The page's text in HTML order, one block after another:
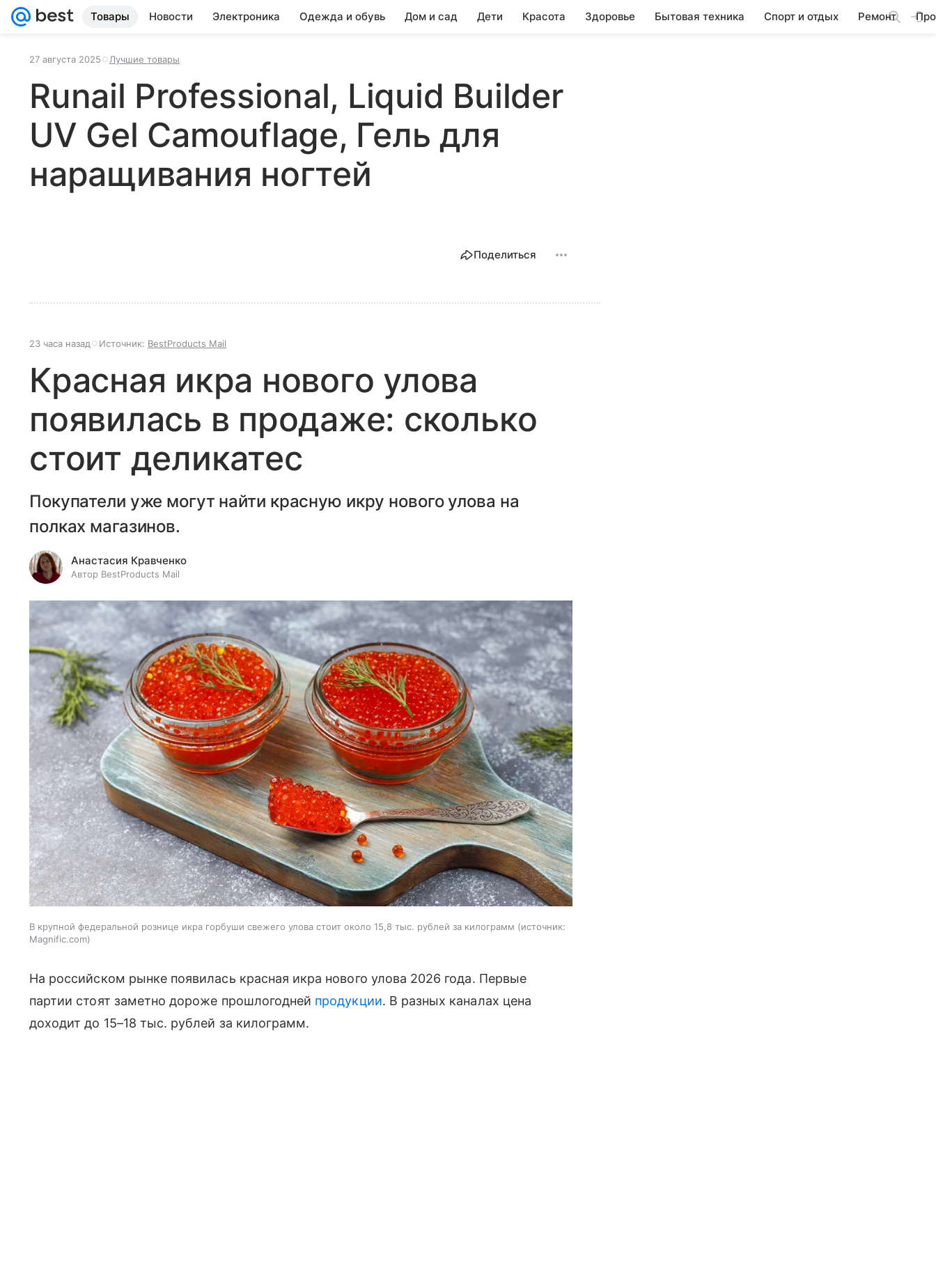
Товары Новости Электроника Одежда и обувь Дом и сад Дети Красота Здоровье Бытовая техника Спорт и отдых Ремонт
27 августа 2025 Лучшие товары
Runail Professional, Liquid Builder
UV Gel Camouflage, Гель для
наращивания ногтей
Поделиться
23 часа назад Источник: BestProducts Mail
Красная икра нового улова
появилась в продаже: сколько
стоит деликатес
Покупатели уже могут найти красную икру нового улова на
полках магазинов.
Анастасия Кравченко
Автор BestProducts Mail
В крупной федеральной рознице икра горбуши свежего улова стоит около 15,8 тыс. рублей за килограмм
источник:
Magnific.com
На российском рынке появилась красная икра нового улова 2026 года. Первые
партии стоят заметно дороже прошлогодней продукции. В разных каналах цена
доходит до 15–18 тыс. рублей за килограмм.